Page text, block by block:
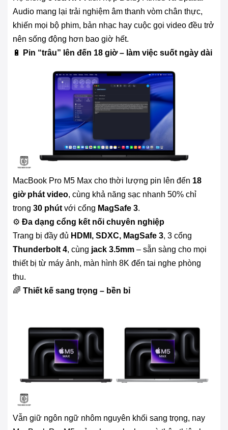
Audio mang lại trải nghiệm âm thanh vòm chân thực,
khiến mọi bộ phim, bản nhạc hay cuộc gọi video đều trở
nên sống động hơn bao giờ hết.
🔋
Pin “trâu” lên đến 18 giờ – làm việc suốt ngày dài
MacBook Pro M5 Max cho thời lượng pin lên đến 18
giờ phát video, cùng khả năng sạc nhanh 50% chỉ
trong 30 phút với cổng MagSafe 3.
⚙️ Đa dạng cổng kết nối chuyên nghiệp
Trang bị đầy đủ HDMI, SDXC, MagSafe 3, 3 cổng
Thunderbolt 4, cùng jack 3.5mm – sẵn sàng cho mọi
thiết bị từ máy ảnh, màn hình 8K đến tai nghe phòng
thu.
🌈 Thiết kế sang trọng – bền bỉ
Vẫn giữ ngôn ngữ nhôm nguyên khối sang trọng, nay